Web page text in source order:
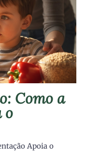
Como a
o
Apoia o